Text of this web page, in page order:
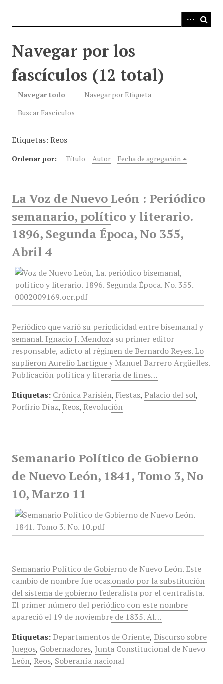
Navegar por los
fascículos (12 total)
Navegar todo
Navegar por Etiqueta
Buscar Fascículos
Etiquetas: Reos
Ordenar por: Título Autor Fecha de agregación
La Voz de Nuevo León : Periódico
semanario, político y literario.
1896, Segunda Época, No 355,
Abril 4
Periódico que varió su periodicidad entre bisemanal y
semanal. Ignacio J. Mendoza su primer editor
responsable, adicto al régimen de Bernardo Reyes. Lo
suplieron Aurelio Lartigue y Manuel Barrero Argüelles.
Publicación política y literaria de fines…
Etiquetas: Crónica Parisién, Fiestas, Palacio del sol,
Porfirio Díaz, Reos, Revolución
Semanario Político de Gobierno
de Nuevo León, 1841, Tomo 3, No
10, Marzo 11
Semanario Político de Gobierno de Nuevo León. Este
cambio de nombre fue ocasionado por la substitución
del sistema de gobierno federalista por el centralista.
El primer número del periódico con este nombre
apareció el 19 de noviembre de 1835. Al…
Etiquetas: Departamentos de Oriente, Discurso sobre
Juegos, Gobernadores, Junta Constitucional de Nuevo
León, Reos, Soberanía nacional